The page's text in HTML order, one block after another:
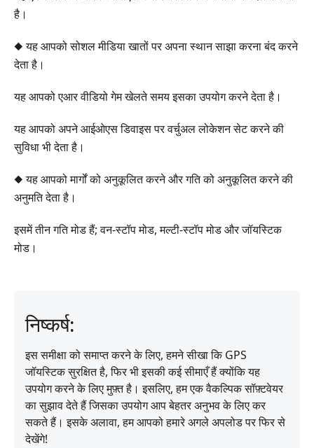
है।
◆ यह आपको सोशल मीडिया खातों पर अपना स्थान साझा करना बंद करने
देता है।
यह आपको एआर वीडियो गेम खेलते समय इसका उपयोग करने देता है।
यह आपको अपने आईओएस डिवाइस पर वर्चुअल लोकेशन सेट करने की
सुविधा भी देता है।
◆ यह आपको मार्गों को अनुकूलित करने और गति को अनुकूलित करने की
अनुमति देता है।
इसमें तीन गति मोड हैं; वन-स्टॉप मोड, मल्टी-स्टॉप मोड और जॉयस्टिक
मोड।
निष्कर्ष:
इस समीक्षा को समाप्त करने के लिए, हमने सीखा कि GPS
जॉयस्टिक सुरक्षित है, फिर भी इसकी कई सीमाएँ हैं क्योंकि यह
उपयोग करने के लिए मुफ़्त है। इसलिए, हम एक वैकल्पिक सॉफ़्टवेयर
का सुझाव देते हैं जिसका उपयोग आप बेहतर अनुभव के लिए कर
सकते हैं। इसके अलावा, हम आपको हमारे अगले अपलोड पर फिर से
देखेंगे!